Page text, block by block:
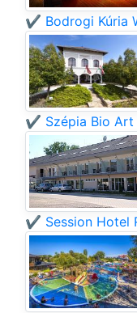
✔️ Bodrogi Kúria
✔️ Szépia Bio Art
✔️ Session Hotel